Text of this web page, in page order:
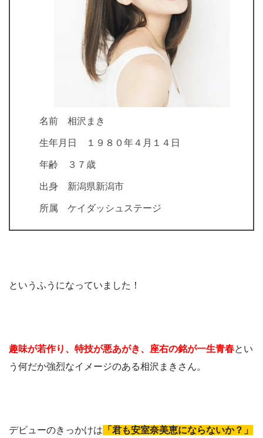
名前 相沢まき
生年月日 １９８０年４月１４日
年齢 ３７歳
出身 新潟県新潟市
所属 ケイダッシュステージ
というふうになっていました！
趣味が若作り、特技が悪あがき、座右の銘が一生青春とい
う何だか強烈なイメージのある相沢まきさん。
デビューのきっかけは 「君も安室奈美恵にならないか？」